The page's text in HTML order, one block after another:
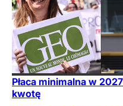
Płaca minimalna w
kwotę